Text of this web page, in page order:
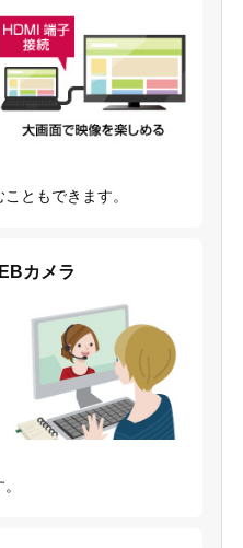
ともできます。
カメラ